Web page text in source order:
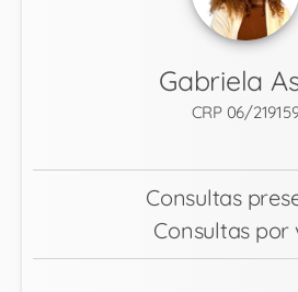
Gabriela
CRP 06/
Consultas
Consultas por